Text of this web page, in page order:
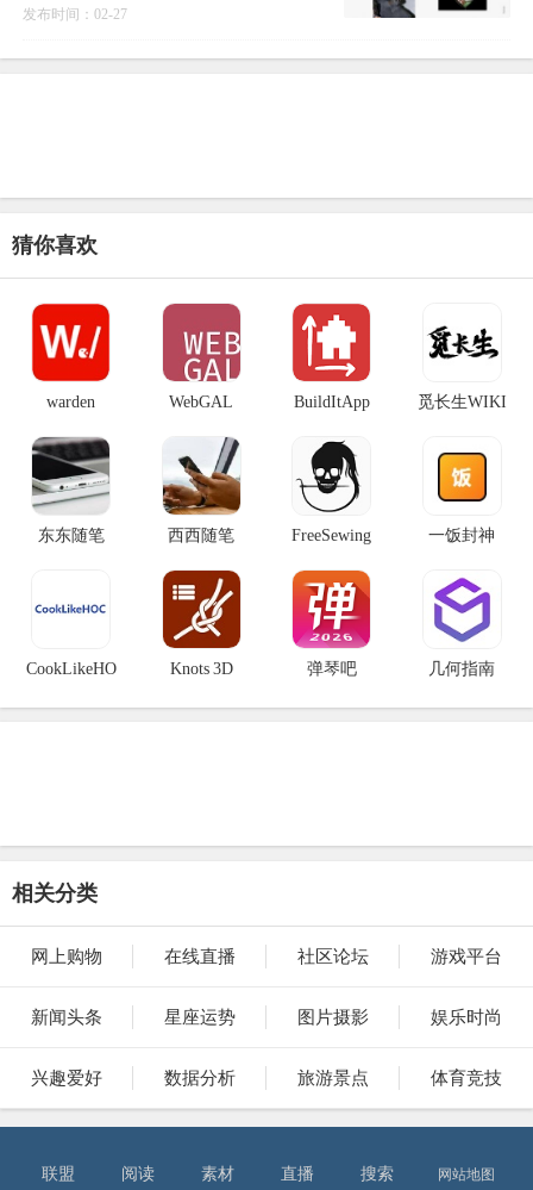
站。Nhu Xuan Hua曾学习过艺术，电影和
发布时间：02-27
猜你喜欢
warden WebGAL BuildItApp 觅长生WIKI
东东随笔 西西随笔 FreeSewing 一饭封神
CookLikeHO Knots 3D 弹琴吧 几何指南
相关分类
网上购物 在线直播 社区论坛 游戏平台
新闻头条 星座运势 图片摄影 娱乐时尚
兴趣爱好 数据分析 旅游景点 体育竞技
联盟 阅读 素材 直播 搜索 网站地图